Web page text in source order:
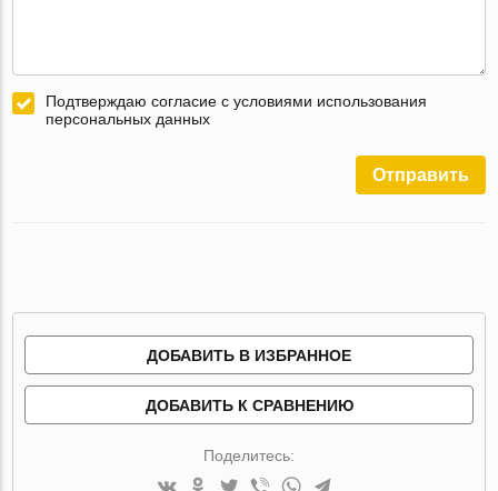
Подтверждаю согласие с условиями использования
персональных данных
Отправить
ДОБАВИТЬ В ИЗБРАННОЕ
ДОБАВИТЬ К СРАВНЕНИЮ
Поделитесь: